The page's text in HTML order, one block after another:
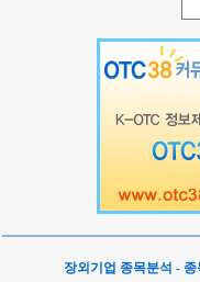
장외기업 종목분석 -